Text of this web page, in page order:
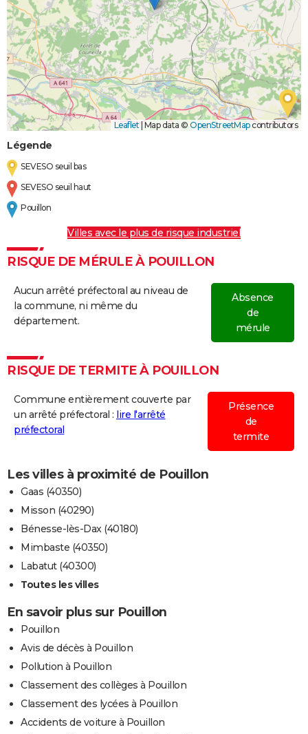
Leaflet|Map data © OpenStreetMapcontributors
Légende
SEVESO seuil bas
SEVESO seuil haut
Pouillon
Villes avec le plus de risque industriel
RISQUE DE MÉRULE À POUILLON
Aucun arrêté préfectoral au niveau de
la commune, ni même du
département.
Absence
de
mérule
RISQUE DE TERMITE À POUILLON
Commune entièrement couverte par
un arrêté préfectoral : lire l'arrêté
préfectoral
Présence
de
termite
Les villes à proximité de Pouillon
Gaas (40350)
Misson (40290)
Bénesse-lès-Dax (40180)
Mimbaste (40350)
Labatut (40300)
Toutes les villes
En savoir plus sur Pouillon
Pouillon
Avis de décès à Pouillon
Pollution à Pouillon
Classement des collèges à Pouillon
Classement des lycées à Pouillon
Accidents de voiture à Pouillon